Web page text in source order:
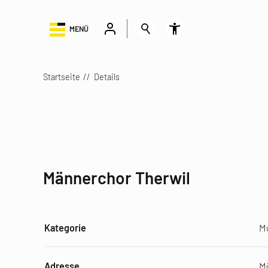
MENÜ
Startseite Details
Männerchor Therwil
Kategorie